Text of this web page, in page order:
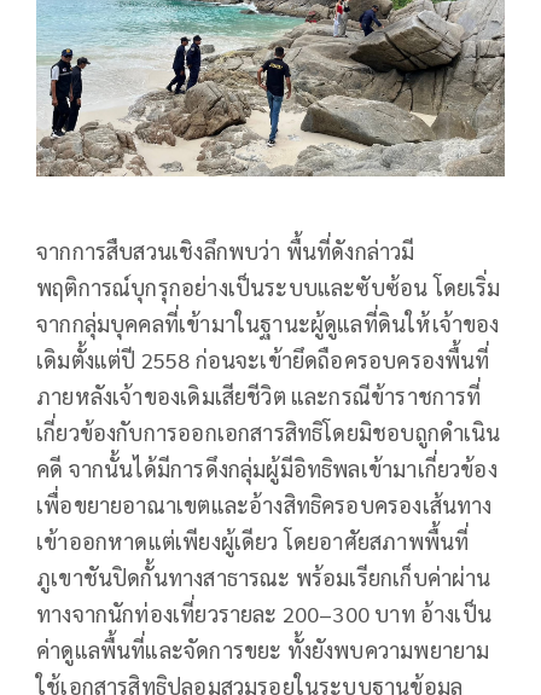
จากการสืบสวนเชิงลึกพบว่า พื้นที่ดังกล่าวมี
พฤติการณ์บุกรุกอย่างเป็นระบบและซับซ้อน โดยเริ่ม
จากกลุ่มบุคคลที่เข้ามาในฐานะผู้ดูแลที่ดินให้เจ้าของ
เดิมตั้งแต่ปี 2558 ก่อนจะเข้ายึดถือครอบครองพื้นที่
ภายหลังเจ้าของเดิมเสียชีวิต และกรณีข้าราชการที่
เกี่ยวข้องกับการออกเอกสารสิทธิโดยมิชอบถูกดำเนิน
คดี จากนั้นได้มีการดึงกลุ่มผู้มีอิทธิพลเข้ามาเกี่ยวข้อง
เพื่อขยายอาณาเขตและอ้างสิทธิครอบครองเส้นทาง
เข้าออกหาดแต่เพียงผู้เดียว โดยอาศัยสภาพพื้นที่
ภูเขาชันปิดกั้นทางสาธารณะ พร้อมเรียกเก็บค่าผ่าน
ทางจากนักท่องเที่ยวรายละ 200–300 บาท อ้างเป็น
ค่าดูแลพื้นที่และจัดการขยะ ทั้งยังพบความพยายาม
ใช้เอกสารสิทธิปลอมสวมรอยในระบบฐานข้อมูล